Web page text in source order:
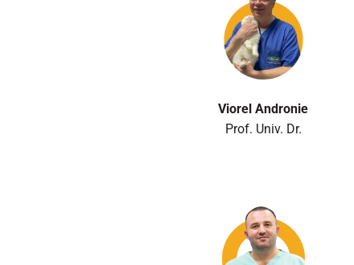
Viorel Andronie
Prof. Univ. Dr.